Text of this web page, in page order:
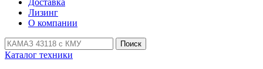
Доставка
Лизинг
О компании
Поиск
Каталог техники